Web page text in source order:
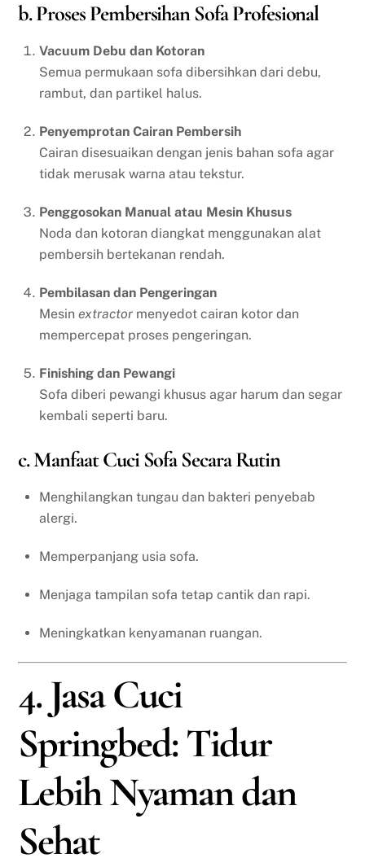
b. Proses Pembersihan Sofa Profesional
Vacuum Debu dan Kotoran
Semua permukaan sofa dibersihkan dari debu,
rambut, dan partikel halus.
Penyemprotan Cairan Pembersih
Cairan disesuaikan dengan jenis bahan sofa agar
tidak merusak warna atau tekstur.
Penggosokan Manual atau Mesin Khusus
Noda dan kotoran diangkat menggunakan alat
pembersih bertekanan rendah.
Pembilasan dan Pengeringan
Mesin extractor menyedot cairan kotor dan
mempercepat proses pengeringan.
Finishing dan Pewangi
Sofa diberi pewangi khusus agar harum dan segar
kembali seperti baru.
c. Manfaat Cuci Sofa Secara Rutin
Menghilangkan tungau dan bakteri penyebab
alergi.
Memperpanjang usia sofa.
Menjaga tampilan sofa tetap cantik dan rapi.
Meningkatkan kenyamanan ruangan.
4. Jasa Cuci
Springbed: Tidur
Lebih Nyaman dan
Sehat